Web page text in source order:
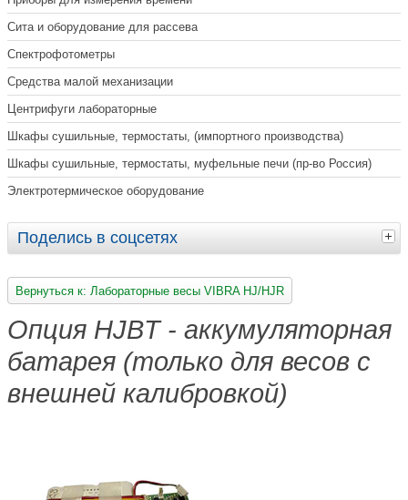
Сита и оборудование для рассева
Спектрофотометры
Средства малой механизации
Центрифуги лабораторные
Шкафы сушильные, термостаты, (импортного производства)
Шкафы сушильные, термостаты, муфельные печи (пр-во Россия)
Электротермическое оборудование
Поделись в соцсетях
Вернуться к: Лабораторные весы VIBRA HJ/HJR
Опция HJBT - аккумуляторная
батарея (только для весов с
внешней калибровкой)